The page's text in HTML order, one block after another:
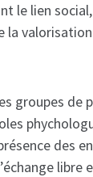
le lien
la
groupes de
des
libre